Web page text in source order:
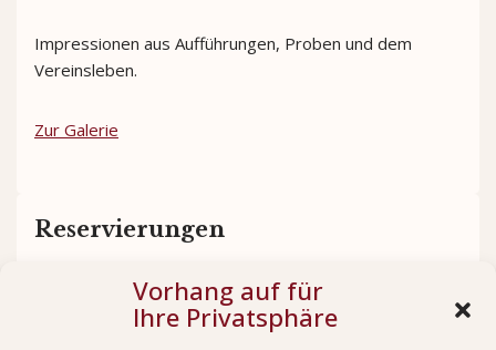
Vorhang auf für
Ihre Privatsphäre
Impressionen aus Aufführungen, Proben und dem
Vereinsleben.
Zur Galerie
Reservierungen
Sichern Sie sich rechtzeitig Ihre Plätze für unsere